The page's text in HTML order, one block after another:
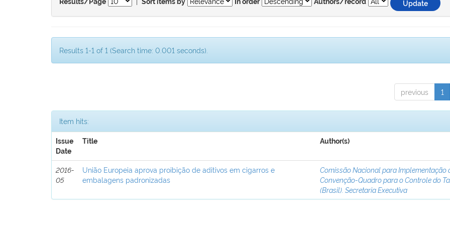
Results/Page Sort items by In order Authors/record
Results 1-1 of 1 (Search time: 0.001 seconds).
previous 1
Item hits:
Issue
Date
Title Author(s)
2016-
05
União Europeia aprova proibição de aditivos em cigarros e
embalagens padronizadas
Comissão Nacional para Implementação
Convenção-Quadro para o Controle do
(Brasil). Secretaria Executiva